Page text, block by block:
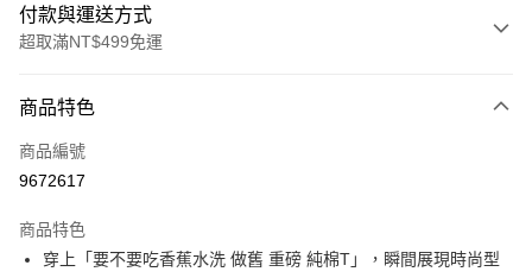
付款與運送方式
超取滿NT$499免運
信用卡一次付款
超商取貨付款
Apple Pay
商品特色
商品編號
9672617
商品特色
穿上「要不要吃香蕉水洗 做舊 重磅 純棉T」，瞬間展現時尚型